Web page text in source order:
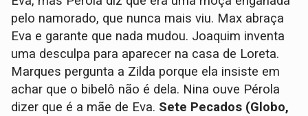
pelo namorado, que nunca mais viu. Max abraça
Eva e garante que nada mudou. Joaquim inventa
uma desculpa para aparecer na casa de Loreta.
Marques pergunta a Zilda porque ela insiste em
achar que o bibelô não é dela. Nina ouve Pérola
dizer que é a mãe de Eva. Sete Pecados (Globo,